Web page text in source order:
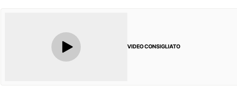
VIDEO CONSIGLIATO